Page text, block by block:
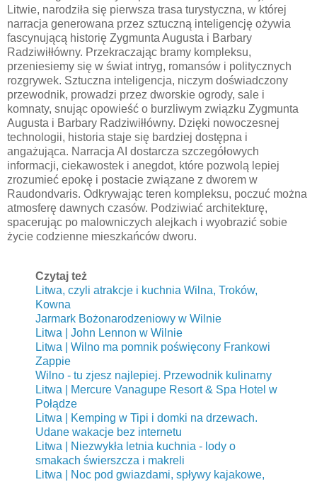
Litwie, narodziła się pierwsza trasa turystyczna, w której
narracja generowana przez sztuczną inteligencję ożywia
fascynującą historię Zygmunta Augusta i Barbary
Radziwiłłówny. Przekraczając bramy kompleksu,
przeniesiemy się w świat intryg, romansów i politycznych
rozgrywek. Sztuczna inteligencja, niczym doświadczony
przewodnik, prowadzi przez dworskie ogrody, sale i
komnaty, snując opowieść o burzliwym związku Zygmunta
Augusta i Barbary Radziwiłłówny. Dzięki nowoczesnej
technologii, historia staje się bardziej dostępna i
angażująca. Narracja AI dostarcza szczegółowych
informacji, ciekawostek i anegdot, które pozwolą lepiej
zrozumieć epokę i postacie związane z dworem w
Raudondvaris. Odkrywając teren kompleksu, poczuć można
atmosferę dawnych czasów. Podziwiać architekturę,
spacerując po malowniczych alejkach i wyobrazić sobie
życie codzienne mieszkańców dworu.
Czytaj też
Litwa, czyli atrakcje i kuchnia Wilna, Troków,
Kowna
Jarmark Bożonarodzeniowy w Wilnie
Litwa | John Lennon w Wilnie
Litwa | Wilno ma pomnik poświęcony Frankowi
Zappie
Wilno - tu zjesz najlepiej. Przewodnik kulinarny
Litwa | Mercure Vanagupe Resort & Spa Hotel w
Połądze
Litwa | Kemping w Tipi i domki na drzewach.
Udane wakacje bez internetu
Litwa | Niezwykła letnia kuchnia - lody o
smakach świerszcza i makreli
Litwa | Noc pod gwiazdami, spływy kajakowe,